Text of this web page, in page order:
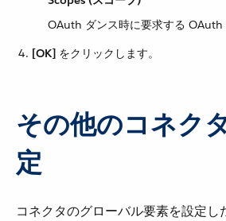
OAuth ダンス時に要求する OAuth
[OK] ​ をクリックします。
その他のコネク
定
コネクタのグローバル要素を設定し